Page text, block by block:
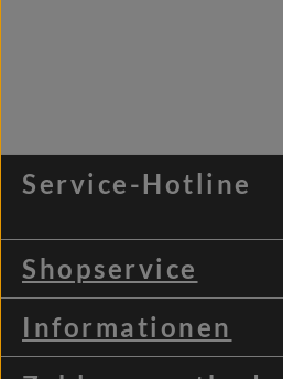
Service-Hotline
Shopservice
Informationen